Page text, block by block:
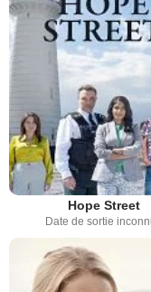
Hope Street
Date de sortie